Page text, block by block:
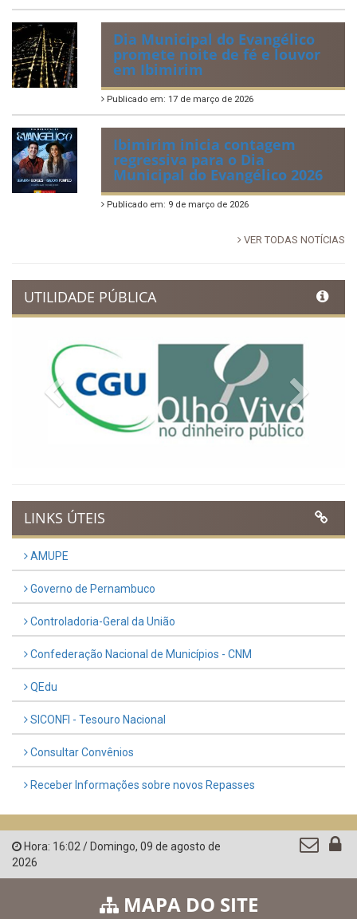
Dia Municipal do Evangélico
promete noite de fé e louvor
em Ibimirim
Publicado em: 17 de março de 2026
Ibimirim inicia contagem
regressiva para o Dia
Municipal do Evangélico 2026
Publicado em: 9 de março de 2026
VER TODAS NOTÍCIAS
UTILIDADE PÚBLICA
Previous
LINKS ÚTEIS
AMUPE
Governo de Pernambuco
Controladoria-Geral da União
Confederação Nacional de Municípios - CNM
QEdu
SICONFI - Tesouro Nacional
Consultar Convênios
Receber Informações sobre novos Repasses
Hora: 16:02/ Domingo, 09 de agosto de
2026
MAPA DO SITE